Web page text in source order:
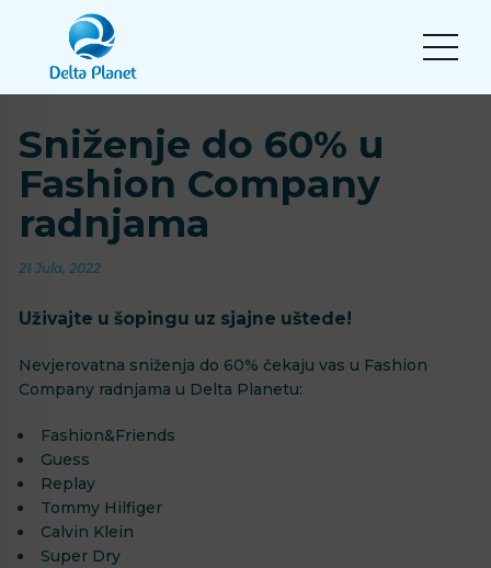
Sniženje do 60% u
Fashion Company
radnjama
21 Jula, 2022
Uživajte u šopingu uz sjajne uštede!
Nevjerovatna sniženja do 60% čekaju vas u Fashion
Company radnjama u Delta Planetu:
Fashion&Friends
Guess
Replay
Tommy Hilfiger
Calvin Klein
Super Dry